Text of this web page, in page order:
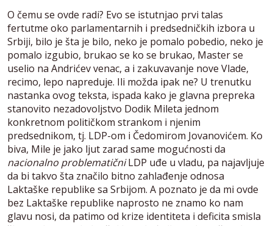
O čemu se ovde radi? Evo se istutnjao prvi talas
fertutme oko parlamentarnih i predsedničkih izbora u
Srbiji, bilo je šta je bilo, neko je pomalo pobedio, neko je
pomalo izgubio, brukao se ko se brukao, Master se
uselio na Andrićev venac, a i zakuvavanje nove Vlade,
recimo, lepo napreduje. Ili možda ipak ne? U trenutku
nastanka ovog teksta, ispada kako je glavna prepreka
stanovito nezadovoljstvo Dodik Mileta jednom
konkretnom političkom strankom i njenim
predsednikom, tj. LDP-om i Čedomirom Jovanovićem. Ko
biva, Mile je jako ljut zarad same mogućnosti da
nacionalno problematičniLDP uđe u vladu, pa najavljuje
da bi takvo šta značilo bitno zahlađenje odnosa
Laktaške republike sa Srbijom. A poznato je da mi ovde
bez Laktaške republike naprosto ne znamo ko nam
glavu nosi, da patimo od krize identiteta i deficita smisla